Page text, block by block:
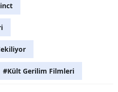
#Kült Gerilim Filmleri